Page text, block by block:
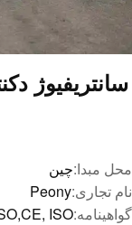
سانتریفیوژ
محل مبدا:چين
نام تجاری:Peony
گواهینامه:ISO